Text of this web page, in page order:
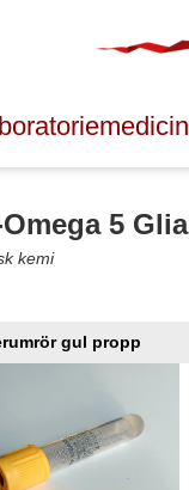
5
kemi
gul propp